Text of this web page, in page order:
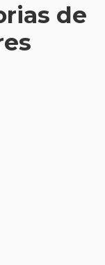
de